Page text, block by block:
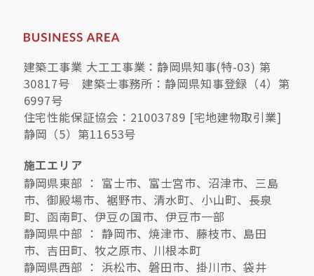
建築工事業 大工工事業：静岡県知事(特-03) 第
30817号 建築士事務所：静岡県知事登録（4）第
6997号
住宅性能保証協会：21003789 [宅地建物取引業]
静岡（5）第11653号
施工エリア
静岡県東部 ： 富士市、富士宮市、沼津市、三島
市、御殿場市、裾野市、清水町、小山町、長泉
町、函南町、伊豆の国市、伊豆市一部
静岡県中部 ： 静岡市、焼津市、藤枝市、島田
市、吉田町、牧之原市、川根本町
静岡県西部 ： 浜松市、磐田市、掛川市、袋井